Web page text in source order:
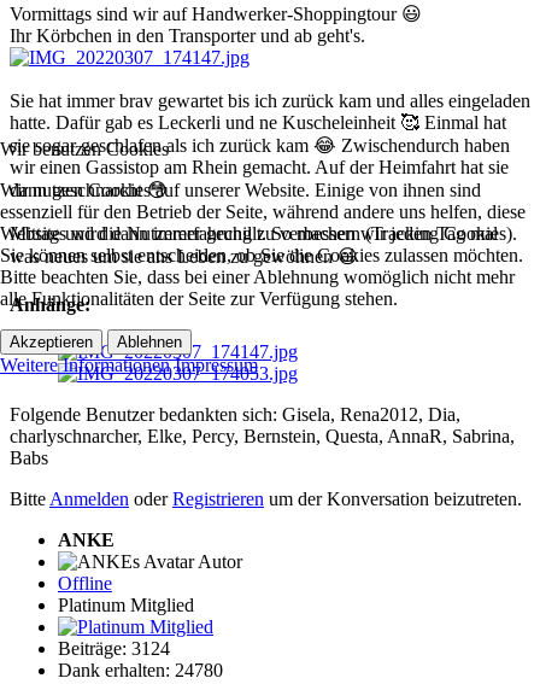
Vormittags sind wir auf Handwerker-Shoppingtour 😃
Ihr Körbchen in den Transporter und ab geht's.
Sie hat immer brav gewartet bis ich zurück kam und alles eingeladen
hatte. Dafür gab es Leckerli und ne Kuscheleinheit 🥰 Einmal hat
sie sogar geschlafen als ich zurück kam 😂 Zwischendurch haben
wir einen Gassistop am Rhein gemacht. Auf der Heimfahrt hat sie
dann geschnarcht 😳
Mittags wird dann immer gechillt. So machen wir jeden Tag mal
was neues um sie ans Leben zu gewöhnen 😃
Anhänge:
Folgende Benutzer bedankten sich: Gisela, Rena2012, Dia,
charlyschnarcher, Elke, Percy, Bernstein, Questa, AnnaR, Sabrina,
Babs
Bitte Anmelden oderRegistrieren um der Konversation beizutreten.
ANKE
Autor
Offline
Platinum Mitglied
Beiträge: 3124
Dank erhalten: 24780
Wir benutzen Cookies
Wir nutzen Cookies auf unserer Website. Einige von ihnen sind
essenziell für den Betrieb der Seite, während andere uns helfen, diese
Website und die Nutzererfahrung zu verbessern (Tracking Cookies).
Sie können selbst entscheiden, ob Sie die Cookies zulassen möchten.
Bitte beachten Sie, dass bei einer Ablehnung womöglich nicht mehr
alle Funktionalitäten der Seite zur Verfügung stehen.
Akzeptieren Ablehnen
Weitere Informationen Impressum